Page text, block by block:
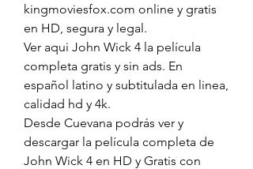
kingmoviesfox.com online y gratis
en HD, segura y legal.
Ver aqui John Wick 4 la película
completa gratis y sin ads. En
español latino y subtitulada en linea,
calidad hd y 4k.
Desde Cuevana podrás ver y
descargar la película completa de
John Wick 4 en HD y Gratis con